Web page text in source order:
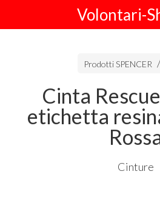
Volontari-
Prodotti SPENCER
Cinta
etichetta
Cinture